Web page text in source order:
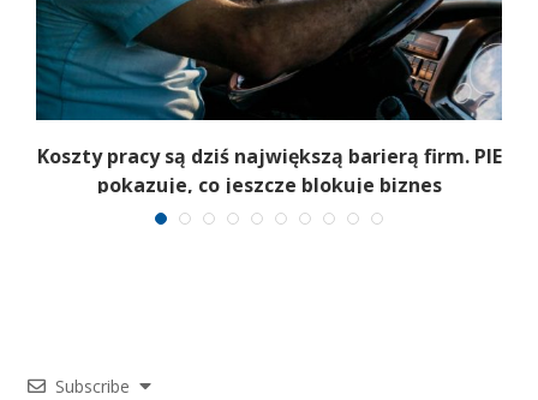
Koszty pracy są dziś największą barierą firm. PIE
pokazuje, co jeszcze blokuje biznes
Subscribe